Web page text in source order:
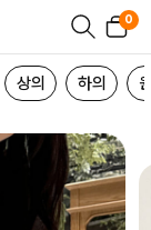
0
상의 하의